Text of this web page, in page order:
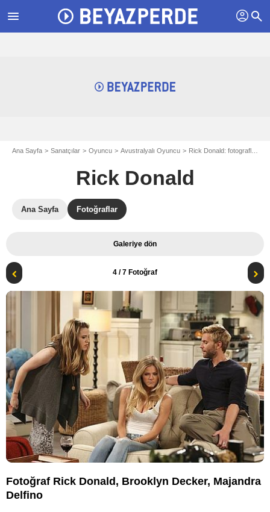
menu profil search
Ana Sayfa Sanatçılar Oyuncu Avustralyalı Oyuncu Rick Donald: fotograflar
Rick Donald
Ana Sayfa Fotoğraflar
Galeriye dön
4 / 7 Fotoğraf
Fotoğraf Rick Donald, Brooklyn Decker, Majandra
Delfino